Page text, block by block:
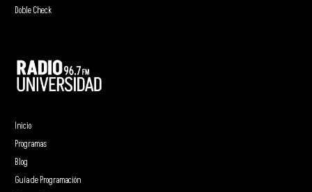
Doble Check
Inicio
Programas
Blog
Guía de Programación